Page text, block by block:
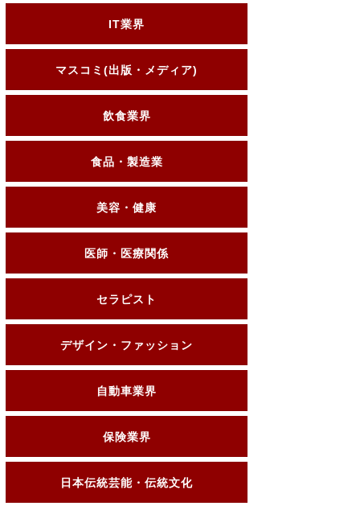
IT業界
マスコミ(出版・メディア)
飲食業界
食品・製造業
美容・健康
医師・医療関係
セラピスト
デザイン・ファッション
自動車業界
保険業界
日本伝統芸能・伝統文化